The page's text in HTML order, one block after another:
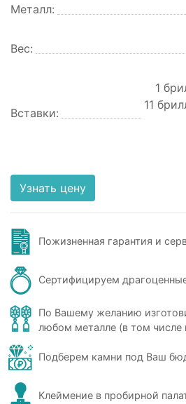
Металл:
Вес:
Вставки:
1
11
Узнать цену
Пожизненная гарантия и
Сертифицируем
По Вашему желанию
любом металле (в том числе
Подберем камни под Ваш
Клеймение в пробирной